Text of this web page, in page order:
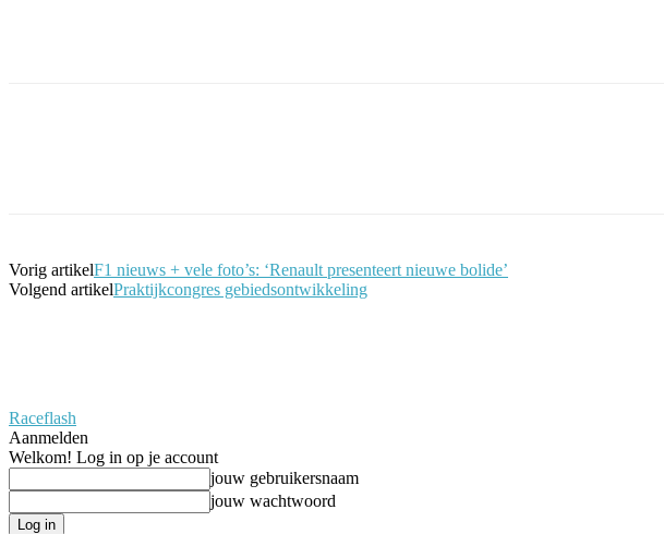
Vorig artikelF1 nieuws + vele foto’s: ‘Renault presenteert nieuwe bolide’
Volgend artikelPraktijkcongres gebiedsontwikkeling
Raceflash
Aanmelden
Welkom! Log in op je account
jouw gebruikersnaam
jouw wachtwoord